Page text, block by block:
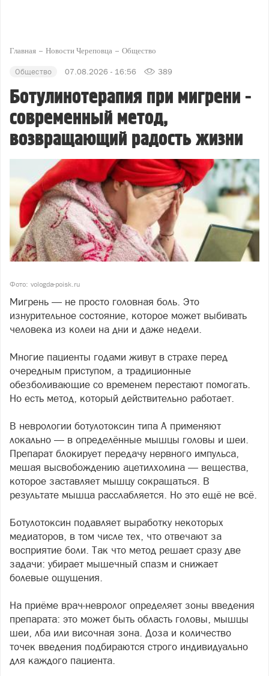
Главная Новости Череповца Общество
Общество 07.08.2026 - 16:56 389
Ботулинотерапия при мигрени -
современный метод,
возвращающий радость жизни
Фото: vologda-poisk.ru
Мигрень — не просто головная боль. Это
изнурительное состояние, которое может выбивать
человека из колеи на дни и даже недели.
Многие пациенты годами живут в страхе перед
очередным приступом, а традиционные
обезболивающие со временем перестают помогать.
Но есть метод, который действительно работает.
В неврологии ботулотоксин типа А применяют
локально — в определённые мышцы головы и шеи.
Препарат блокирует передачу нервного импульса,
мешая высвобождению ацетилхолина — вещества,
которое заставляет мышцу сокращаться. В
результате мышца расслабляется. Но это ещё не всё.
Ботулотоксин подавляет выработку некоторых
медиаторов, в том числе тех, что отвечают за
восприятие боли. Так что метод решает сразу две
задачи: убирает мышечный спазм и снижает
болевые ощущения.
На приёме врач-невролог определяет зоны введения
препарата: это может быть область головы, мышцы
шеи, лба или височная зона. Доза и количество
точек введения подбираются строго индивидуально
для каждого пациента.